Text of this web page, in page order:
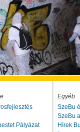
Pályázat
Egyéb
SzeBu
SzeBu
Hírek